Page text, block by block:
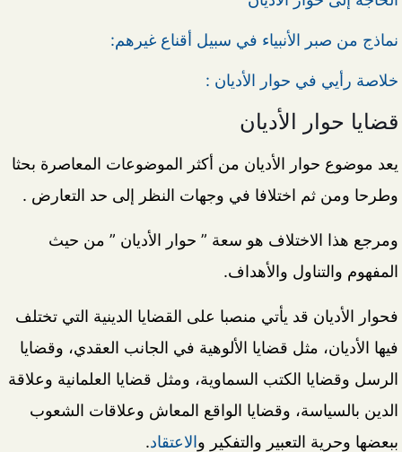
نماذج من صبر الأنبياء في سبيل أقناع غيرهم:
خلاصة رأيي في حوار الأديان :
قضايا حوار الأديان
يعد موضوع حوار الأديان من أكثر الموضوعات المعاصرة بحثا
وطرحا ومن ثم اختلافا في وجهات النظر إلى حد التعارض .
ومرجع هذا الاختلاف هو سعة ” حوار الأديان ” من حيث
المفهوم والتناول والأهداف.
فحوار الأديان قد يأتي منصبا على القضايا الدينية التي تختلف
فيها الأديان، مثل قضايا الألوهية في الجانب العقدي، وقضايا
الرسل وقضايا الكتب السماوية، ومثل قضايا العلمانية وعلاقة
الدين بالسياسة، وقضايا الواقع المعاش وعلاقات الشعوب
ببعضها وحرية التعبير والتفكير والاعتقاد.